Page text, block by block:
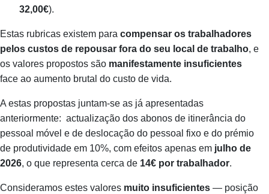
32,00€).
Estas rubricas existem para compensar os trabalhadores
pelos custos de repousar fora do seu local de trabalho, e
os valores propostos são manifestamente insuficientes
face ao aumento brutal do custo de vida.
A estas propostas juntam‑se as já apresentadas
anteriormente: actualização dos abonos de itinerância do
pessoal móvel e de deslocação do pessoal fixo e do prémio
de produtividade em 10%, com efeitos apenas em julho de
2026, o que representa cerca de 14€ por trabalhador.
Consideramos estes valores muito insuficientes — posição